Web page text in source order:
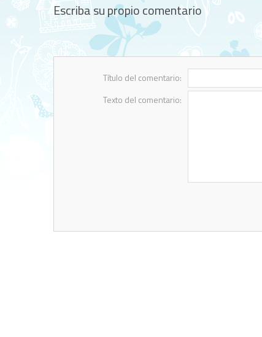
Escriba su propio comentario
Título del comentario:
Texto del comentario: